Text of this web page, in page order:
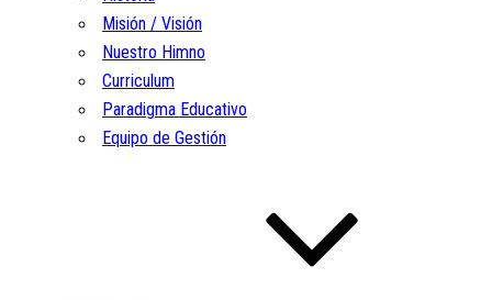
Misión / Visión
Nuestro Himno
Curriculum
Paradigma Educativo
Equipo de Gestión